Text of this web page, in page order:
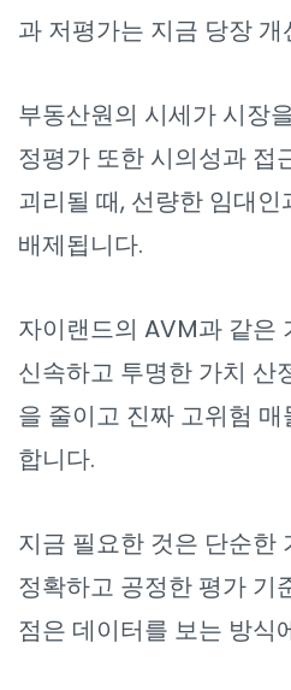
과 저평가는 지금 당장
부동산원의 시세가 시장
정평가 또한 시의성과 접
괴리될 때, 선량한 임대
배제됩니다.
자이랜드의 AVM과 같은
신속하고 투명한 가치 산
을 줄이고 진짜 고위험
합니다.
지금 필요한 것은 단순한
정확하고 공정한 평가 기
점은 데이터를 보는 방식